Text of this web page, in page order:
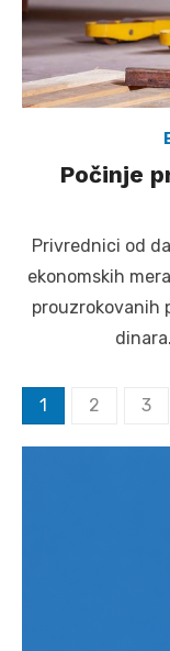
Počinje
Privrednici od
ekonomskih
prouzrokovanih
Posts
1 2 3